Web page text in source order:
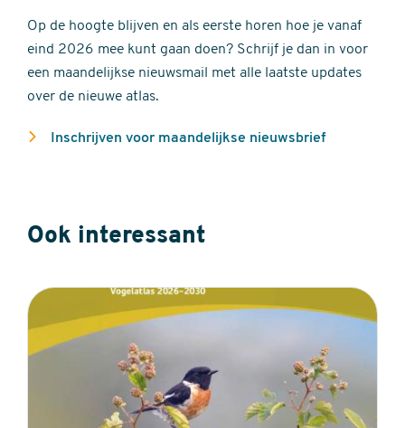
Op de hoogte blijven en als eerste horen hoe je vanaf
eind 2026 mee kunt gaan doen? Schrijf je dan in voor
een maandelijkse nieuwsmail met alle laatste updates
over de nieuwe atlas.
Inschrijven voor maandelijkse nieuwsbrief
Ook interessant